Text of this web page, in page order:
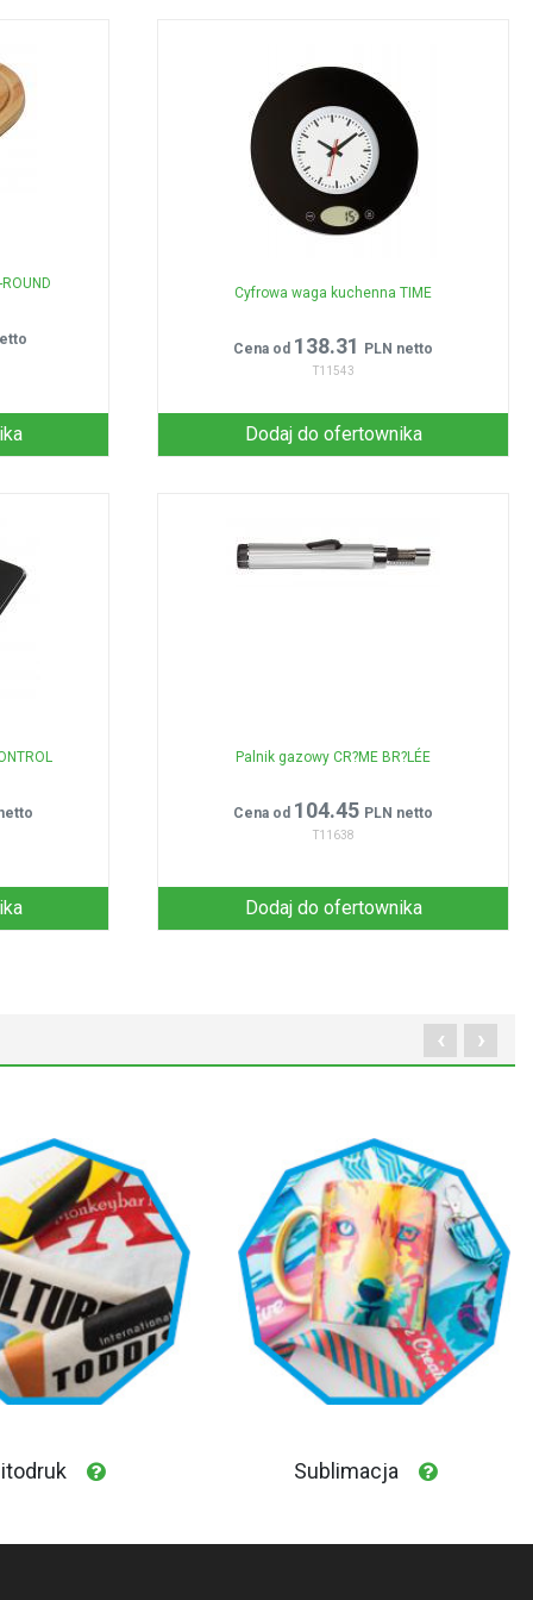
Cyfrowa waga kuchenna TIME
Cena od 138.31 PLN netto
T11543
Dodaj do ofertownika
Palnik gazowy CR?ME BR?LÉE
Cena od 104.45 PLN netto
T11638
Dodaj do ofertownika
Sublimacja
‹ ›